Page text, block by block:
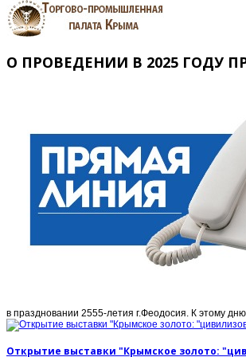
О ПРОВЕДЕНИИ В 2025 ГОДУ
в праздновании 2555-летия г.Феодосия. К этому дню
Открытие выставки "Крымское золото: